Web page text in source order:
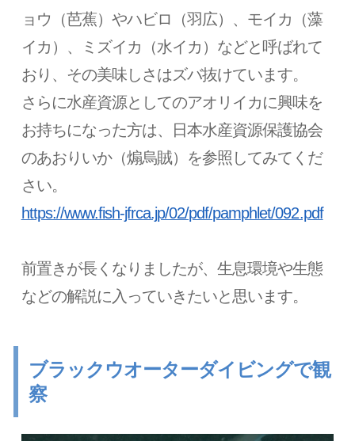
ョウ（芭蕉）やハビロ（羽広）、モイカ（藻
イカ）、ミズイカ（水イカ）などと呼ばれて
おり、その美味しさはズバ抜けています。
さらに水産資源としてのアオリイカに興味を
お持ちになった方は、日本水産資源保護協会
のあおりいか（煽烏賊）を参照してみてくだ
さい。
https://www.fish-jfrca.jp/02/pdf/pamphlet/092.pdf
前置きが長くなりましたが、生息環境や生態
などの解説に入っていきたいと思います。
ブラックウオーターダイビングで観
察